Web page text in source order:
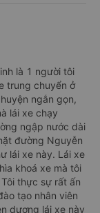
là 1 người tôi
trung chuyển ở
ngắn gọn,
lái xe chạy
ngập nước dài
đường Nguyễn
lái xe này. Lái xe
khoá xe mà tôi
thực sự rất ấn
tạo nhân viên
dương lái xe này